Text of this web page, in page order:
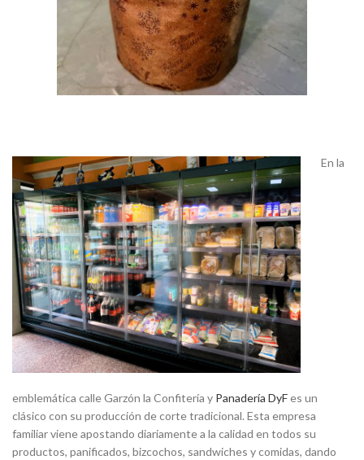
En la
emblemática calle Garzón la Confitería y Panadería DyFes un
clásico con su producción de corte tradicional. Esta empresa
familiar viene apostando diariamente a la calidad en todos su
productos, panificados, bizcochos, sandwiches y comidas, dando